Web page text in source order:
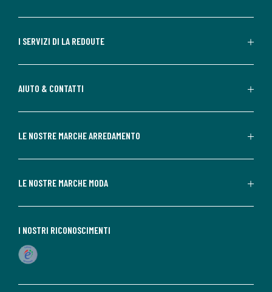
I SERVIZI DI LA REDOUTE
AIUTO & CONTATTI
LE NOSTRE MARCHE ARREDAMENTO
LE NOSTRE MARCHE MODA
I NOSTRI RICONOSCIMENTI